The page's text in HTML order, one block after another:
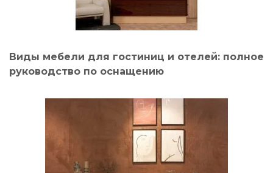
Виды мебели для гостиниц и отелей: полное
руководство по оснащению